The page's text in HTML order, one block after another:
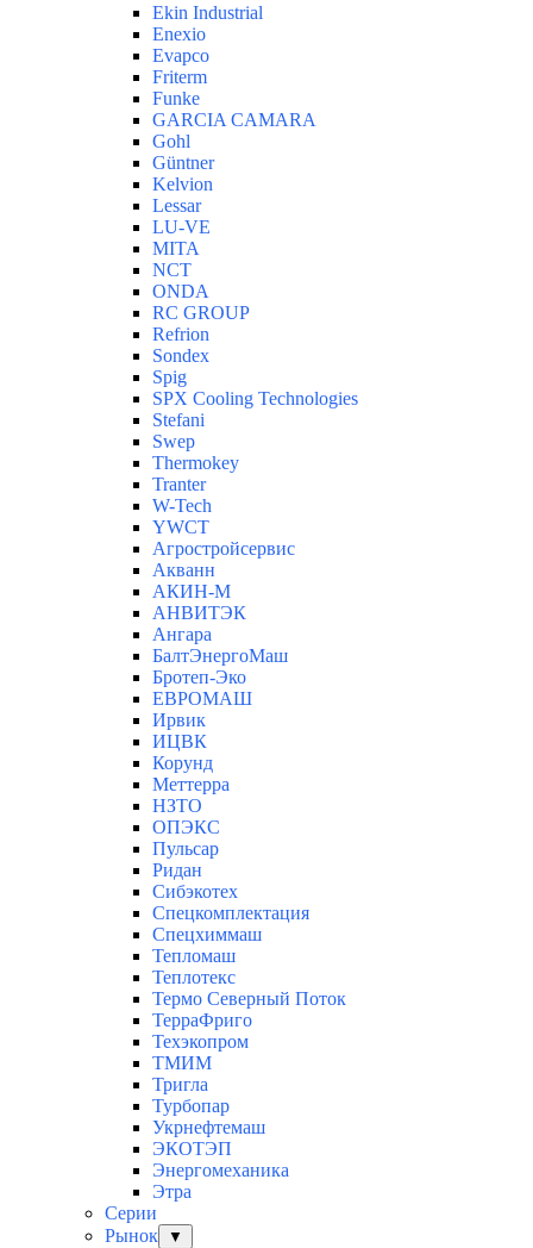
Ekin Industrial
Enexio
Evapco
Friterm
Funke
GARCIA CAMARA
Gohl
Güntner
Kelvion
Lessar
LU-VE
MITA
NCT
ONDA
RC GROUP
Refrion
Sondex
Spig
SPX Cooling Technologies
Stefani
Swep
Thermokey
Tranter
W-Tech
YWCT
Агростройсервис
Акванн
АКИН-М
АНВИТЭК
Ангара
БалтЭнергоМаш
Бротеп-Эко
ЕВРОМАШ
Ирвик
ИЦВК
Корунд
Меттерра
НЗТО
ОПЭКС
Пульсар
Ридан
Сибэкотех
Спецкомплектация
Спецхиммаш
Тепломаш
Теплотекс
Термо Северный Поток
ТерраФриго
Техэкопром
ТМИМ
Тригла
Турбопар
Укрнефтемаш
ЭКОТЭП
Энергомеханика
Этра
Серии
Рынок
▼